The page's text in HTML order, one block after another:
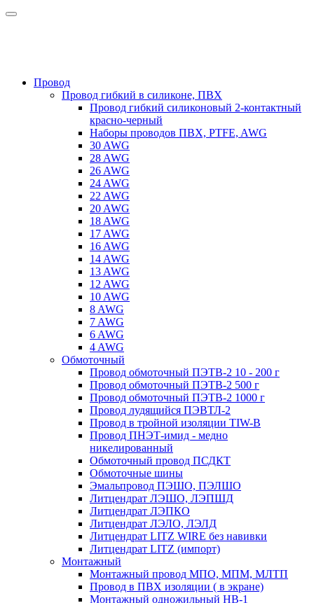
Провод
Провод гибкий в силиконе, ПВХ
Провод гибкий силиконовый 2-контактный
красно-черный
Наборы проводов ПВХ, PTFE, AWG
30 AWG
28 AWG
26 AWG
24 AWG
22 AWG
20 AWG
18 AWG
17 AWG
16 AWG
14 AWG
13 AWG
12 AWG
10 AWG
8 AWG
7 AWG
6 AWG
4 AWG
Обмоточный
Провод обмоточный ПЭТВ-2 10 - 200 г
Провод обмоточный ПЭТВ-2 500 г
Провод обмоточный ПЭТВ-2 1000 г
Провод лудящийся ПЭВТЛ-2
Провод в тройной изоляции TIW-B
Провод ПНЭТ-имид - медно
никелированный
Обмоточный провод ПСДКТ
Обмоточные шины
Эмальпровод ПЭШО, ПЭЛШО
Литцендрат ЛЭШО, ЛЭПШД
Литцендрат ЛЭПКО
Литцендрат ЛЭЛО, ЛЭЛД
Литцендрат LITZ WIRE без навивки
Литцендрат LITZ (импорт)
Монтажный
Монтажный провод МПО, МПМ, МЛТП
Провод в ПВХ изоляции ( в экране)
Монтажный одножильный HB-1